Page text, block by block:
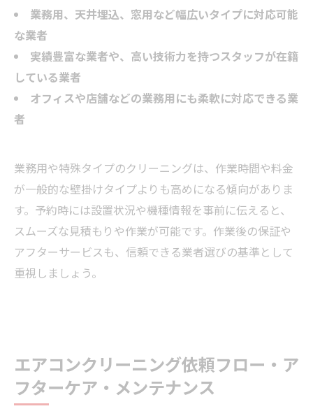
業務用、天井埋込、窓用など幅広いタイプに対応可能
な業者
実績豊富な業者や、高い技術力を持つスタッフが在籍
している業者
オフィスや店舗などの業務用にも柔軟に対応できる業
者
業務用や特殊タイプのクリーニングは、作業時間や料金
が一般的な壁掛けタイプよりも高めになる傾向がありま
す。予約時には設置状況や機種情報を事前に伝えると、
スムーズな見積もりや作業が可能です。作業後の保証や
アフターサービスも、信頼できる業者選びの基準として
重視しましょう。
エアコンクリーニング依頼フロー・ア
フターケア・メンテナンス